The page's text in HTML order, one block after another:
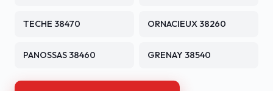
TECHE 38470 ORNACIEUX 38260
PANOSSAS 38460 GRENAY 38540